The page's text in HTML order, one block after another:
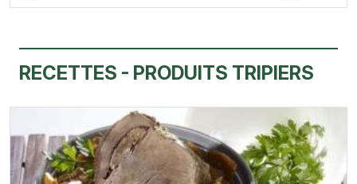
RECETTES - PRODUITS TRIPIERS